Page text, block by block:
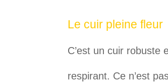
Le cuir pleine fleur
C’est un cuir robuste
respirant. Ce n’est